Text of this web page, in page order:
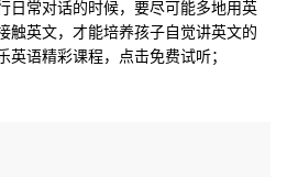
日常对话的时候，要尽可能多地用英
触英文，才能培养孩子自觉讲英文的
英语精彩课程，点击免费试听；